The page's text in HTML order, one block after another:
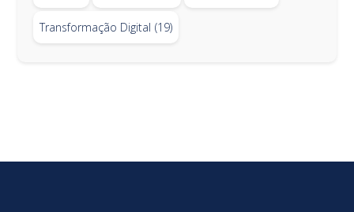
Transformação Digital (19)